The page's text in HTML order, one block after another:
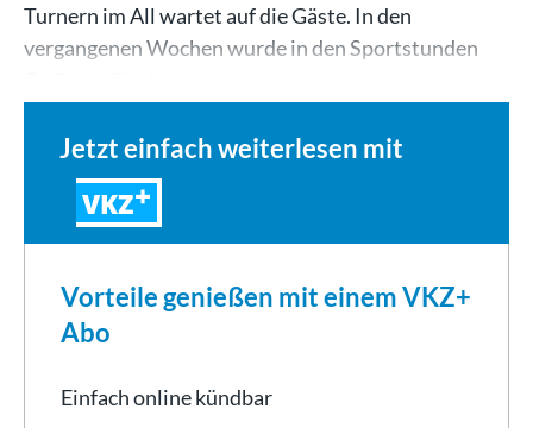
Turnern im All wartet auf die Gäste. In den
vergangenen Wochen wurde in den Sportstunden
Jetzt einfach weiterlesen mit
VKZ
Vorteile genießen mit einem VKZ+
Abo
Einfach online kündbar